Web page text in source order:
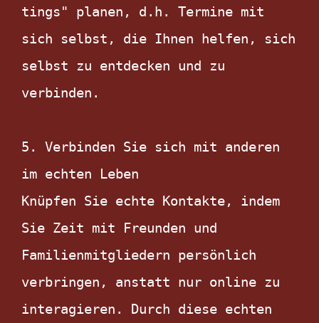
tings" planen, d.h. Termine mit
sich selbst, die Ihnen helfen, sich
selbst zu entdecken und zu
verbinden.
5. Verbinden Sie sich mit anderen
im echten Leben
Knüpfen Sie echte Kontakte, indem
Sie Zeit mit Freunden und
Familienmitgliedern persönlich
verbringen, anstatt nur online zu
interagieren. Durch diese echten